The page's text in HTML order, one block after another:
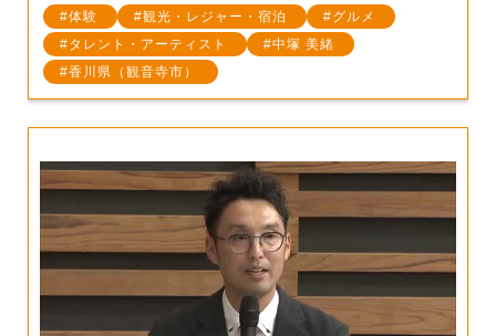
体験
観光・レジャー・宿泊
グルメ
タレント・アーティスト
中塚 美緒
香川県（観音寺市）